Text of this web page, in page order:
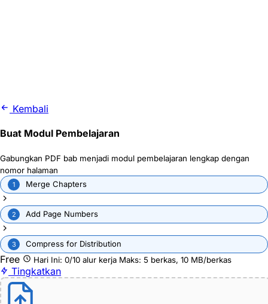
Kembali
Buat Modul Pembelajaran
Gabungkan PDF bab menjadi modul pembelajaran lengkap dengan
nomor halaman
1 Merge Chapters
2 Add Page Numbers
3 Compress for Distribution
Free Hari Ini: 0/10 alur kerja Maks: 5 berkas, 10 MB/berkas
Tingkatkan